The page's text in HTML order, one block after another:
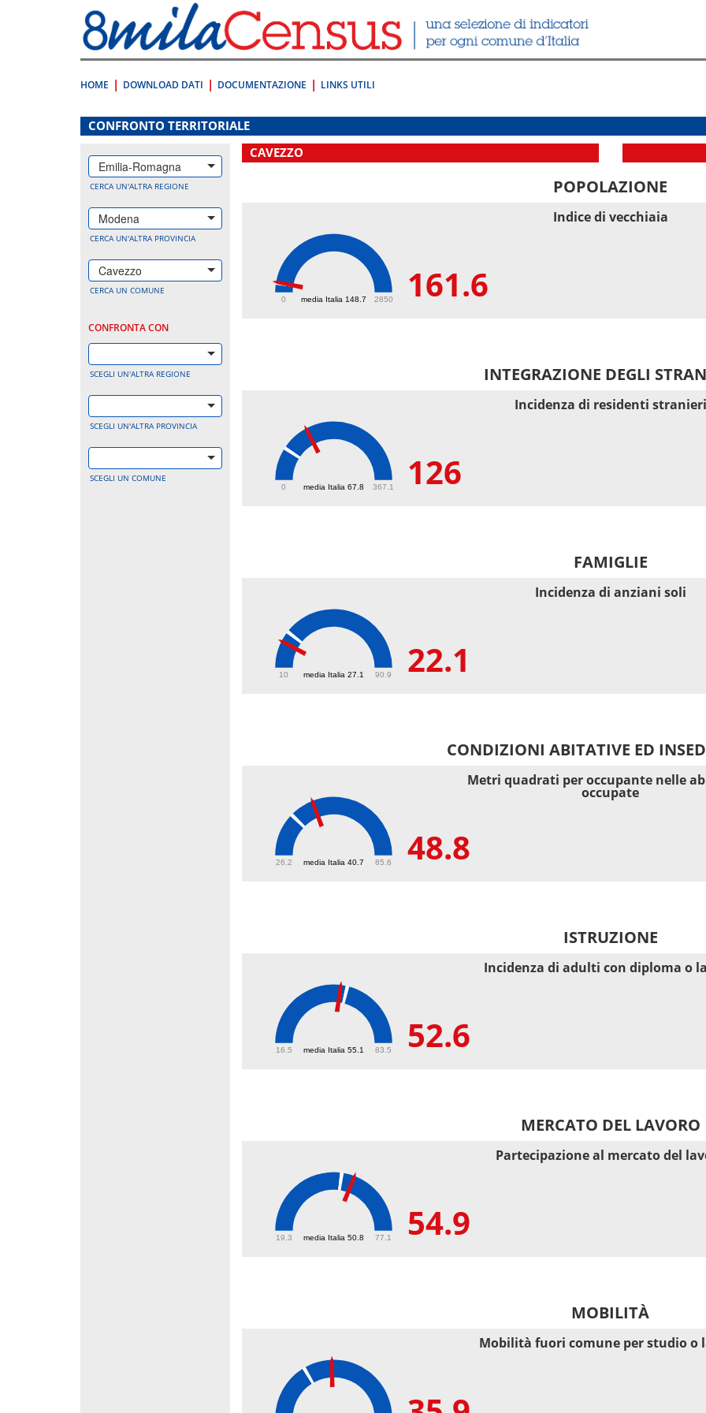
direttamente
a:
Contenuto
HOME DOWNLOAD DATI DOCUMENTAZIONE LINKS UTILI
.
CONFRONTO TERRITORIALE
Emilia-Romagna
CERCA UN'ALTRA REGIONE
Modena
CERCA UN'ALTRA PROVINCIA
Cavezzo
CERCA UN COMUNE
CONFRONTA CON
SCEGLI UN'ALTRA REGIONE
SCEGLI UN'ALTRA PROVINCIA
SCEGLI UN COMUNE
CAVEZZO
POPOLAZIONE
media Italia 148.7
0 2850 161.6
Indice di vecchiaia
INTEGRAZIONE DEGLI
media Italia 67.8
0 367.1 126
Incidenza di residenti stranieri
FAMIGLIE
media Italia 27.1
10 90.9 22.1
Incidenza di anziani soli
CONDIZIONI ABITATIVE ED
media Italia 40.7
26.2 85.6 48.8
Metri quadrati per occupante nelle
occupate
ISTRUZIONE
media Italia 55.1
16.5 83.5 52.6
Incidenza di adulti con diploma o
MERCATO DEL LAVORO
media Italia 50.8
19.3 77.1 54.9
Partecipazione al mercato del
MOBILITÀ
Mobilità fuori comune per studio o